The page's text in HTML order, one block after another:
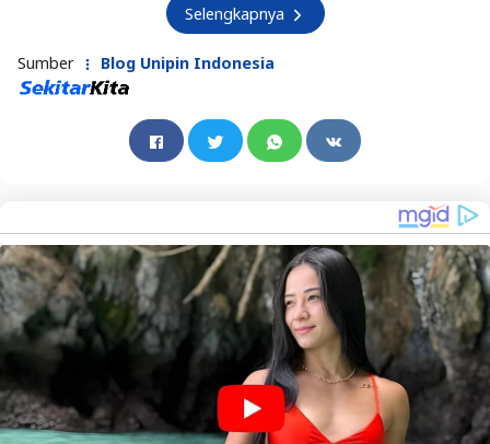
Selengkapnya
Sumber Blog Unipin Indonesia